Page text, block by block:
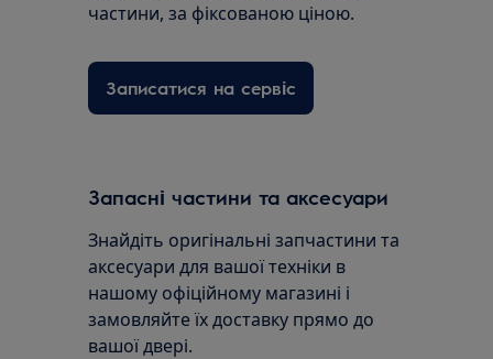
частини, за фіксованою ціною.
Записатися на сервіс
Запасні частини та аксесуари
Знайдіть оригінальні запчастини та
аксесуари для вашої техніки в
нашому офіційному магазині і
замовляйте їх доставку прямо до
вашої двері.